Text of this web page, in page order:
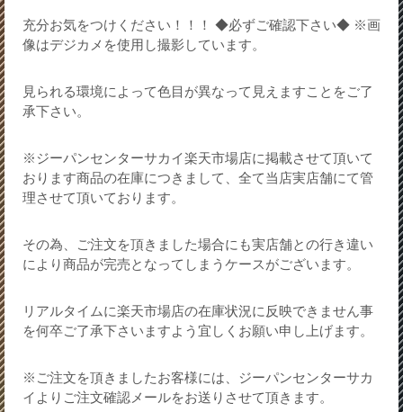
充分お気をつけください！！！ ◆必ずご確認下さい◆ ※画
像はデジカメを使用し撮影しています。
見られる環境によって色目が異なって見えますことをご了
承下さい。
※ジーパンセンターサカイ楽天市場店に掲載させて頂いて
おります商品の在庫につきまして、全て当店実店舗にて管
理させて頂いております。
その為、ご注文を頂きました場合にも実店舗との行き違い
により商品が完売となってしまうケースがございます。
リアルタイムに楽天市場店の在庫状況に反映できません事
を何卒ご了承下さいますよう宜しくお願い申し上げます。
※ご注文を頂きましたお客様には、ジーパンセンターサカ
イよりご注文確認メールをお送りさせて頂きます。